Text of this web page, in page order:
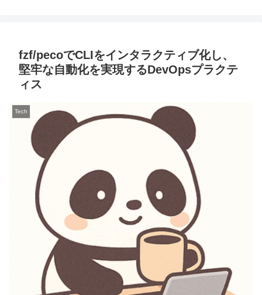
fzf/pecoでCLIをインタラクティブ化し、
堅牢な自動化を実現するDevOpsプラクテ
ィス
Tech